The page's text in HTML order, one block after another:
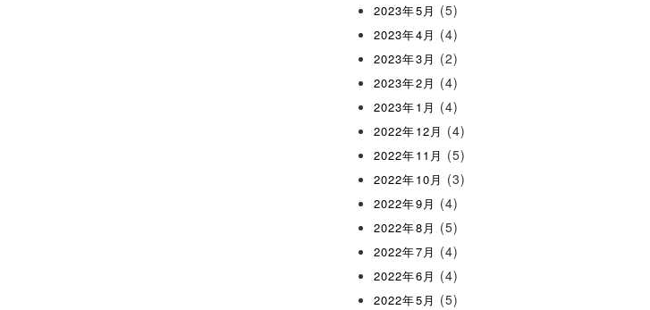
2023年5月 (5)
2023年4月 (4)
2023年3月 (2)
2023年2月 (4)
2023年1月 (4)
2022年12月 (4)
2022年11月 (5)
2022年10月 (3)
2022年9月 (4)
2022年8月 (5)
2022年7月 (4)
2022年6月 (4)
2022年5月 (5)